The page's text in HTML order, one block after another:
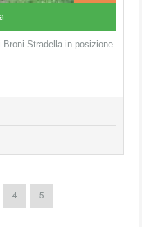
Broni-Stradella in posizione
4 5